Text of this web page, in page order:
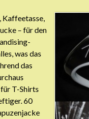
Kaffeetasse,
– für den
was das
das
T-Shirts
60